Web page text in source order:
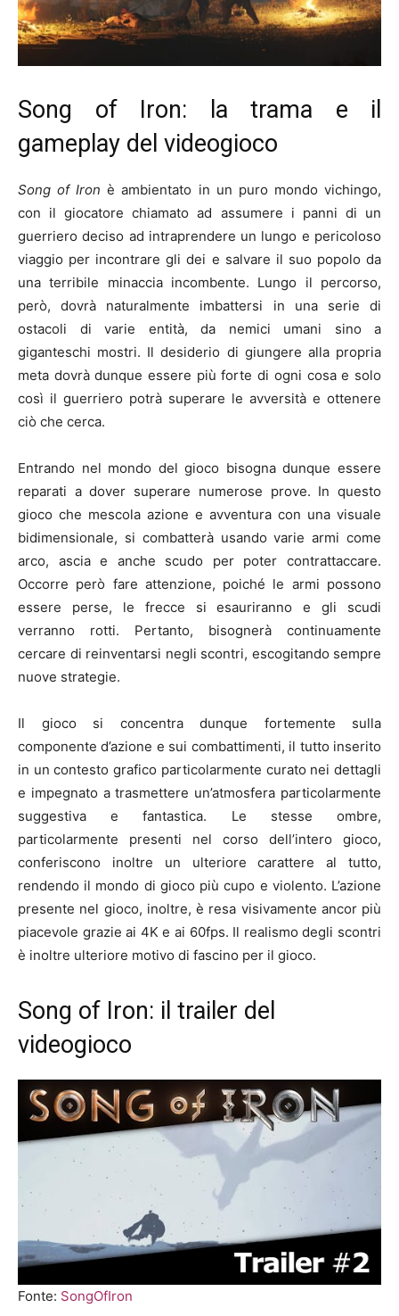
Song of Iron: la trama e il
gameplay del videogioco
Song of Ironè ambientato in un puro mondo vichingo,
con il giocatore chiamato ad assumere i panni di un
guerriero deciso ad intraprendere un lungo e pericoloso
viaggio per incontrare gli dei e salvare il suo popolo da
una terribile minaccia incombente. Lungo il percorso,
però, dovrà naturalmente imbattersi in una serie di
ostacoli di varie entità, da nemici umani sino a
giganteschi mostri. Il desiderio di giungere alla propria
meta dovrà dunque essere più forte di ogni cosa e solo
così il guerriero potrà superare le avversità e ottenere
ciò che cerca.
Entrando nel mondo del gioco bisogna dunque essere
reparati a dover superare numerose prove. In questo
gioco che mescola azione e avventura con una visuale
bidimensionale, si combatterà usando varie armi come
arco, ascia e anche scudo per poter contrattaccare.
Occorre però fare attenzione, poiché le armi possono
essere perse, le frecce si esauriranno e gli scudi
verranno rotti. Pertanto, bisognerà continuamente
cercare di reinventarsi negli scontri, escogitando sempre
nuove strategie.
Il gioco si concentra dunque fortemente sulla
componente d’azione e sui combattimenti, il tutto inserito
in un contesto grafico particolarmente curato nei dettagli
e impegnato a trasmettere un’atmosfera particolarmente
suggestiva e fantastica. Le stesse ombre,
particolarmente presenti nel corso dell’intero gioco,
conferiscono inoltre un ulteriore carattere al tutto,
rendendo il mondo di gioco più cupo e violento. L’azione
presente nel gioco, inoltre, è resa visivamente ancor più
piacevole grazie ai 4K e ai 60fps. Il realismo degli scontri
è inoltre ulteriore motivo di fascino per il gioco.
Song of Iron: il trailer del
videogioco
Fonte: SongOfIron